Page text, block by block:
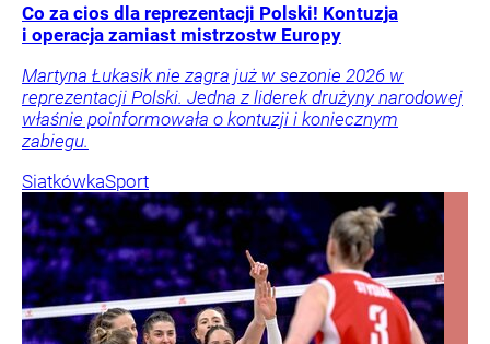
Co za cios dla reprezentacji Polski! Kontuzja
i operacja zamiast mistrzostw Europy
Martyna Łukasik nie zagra już w sezonie 2026 w
reprezentacji Polski. Jedna z liderek drużyny narodowej
właśnie poinformowała o kontuzji i koniecznym
zabiegu.
SiatkówkaSport